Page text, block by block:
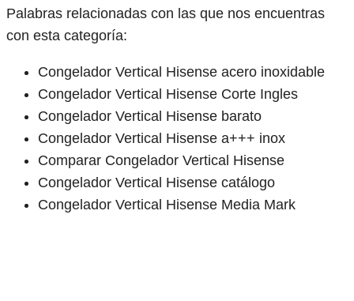
Palabras relacionadas con las que nos encuentras
con esta categoría:
Congelador Vertical Hisense acero inoxidable
Congelador Vertical Hisense Corte Ingles
Congelador Vertical Hisense barato
Congelador Vertical Hisense a+++ inox
Comparar Congelador Vertical Hisense
Congelador Vertical Hisense catálogo
Congelador Vertical Hisense Media Mark